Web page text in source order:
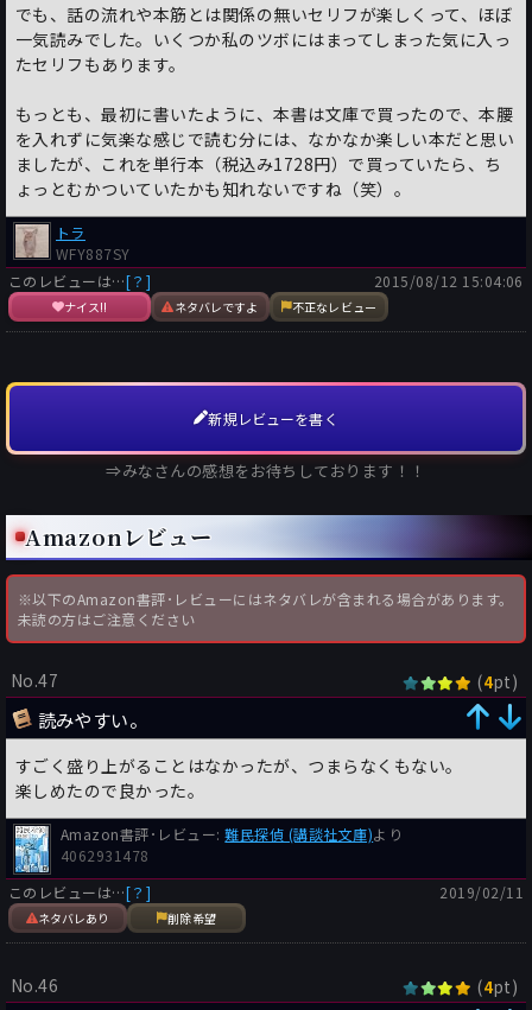
でも、話の流れや本筋とは関係の無いセリフが楽しくって、ほぼ
一気読みでした。いくつか私のツボにはまってしまった気に入っ
たセリフもあります。
もっとも、最初に書いたように、本書は文庫で買ったので、本腰
を入れずに気楽な感じで読む分には、なかなか楽しい本だと思い
ましたが、これを単行本（税込み1728円）で買っていたら、ち
ょっとむかついていたかも知れないですね（笑）。
トラ
WFY887SY
このレビューは…[？]
ナイス!! ネタバレですよ 不正なレビュー
2015/08/12 15:04:06
新規レビューを書く
⇒みなさんの感想をお待ちしております！！
Amazonレビュー
※以下のAmazon書評･レビューにはネタバレが含まれる場合があります。
未読の方はご注意ください
No.47 (4pt)
読みやすい。
すごく盛り上がることはなかったが、つまらなくもない。
楽しめたので良かった。
Amazon書評･レビュー:難民探偵 (講談社文庫)より
4062931478
このレビューは…[？]
ネタバレあり 削除希望
2019/02/11
No.46 (4pt)